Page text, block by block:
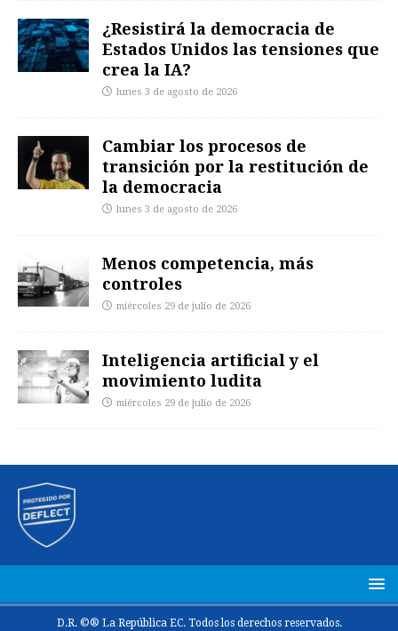
¿Resistirá la democracia de
Estados Unidos las tensiones que
crea la IA?
lunes 3 de agosto de 2026
Cambiar los procesos de
transición por la restitución de
la democracia
lunes 3 de agosto de 2026
Menos competencia, más
controles
miércoles 29 de julio de 2026
Inteligencia artificial y el
movimiento ludita
miércoles 29 de julio de 2026
D.R. ©® La República EC. Todos los derechos reservados.